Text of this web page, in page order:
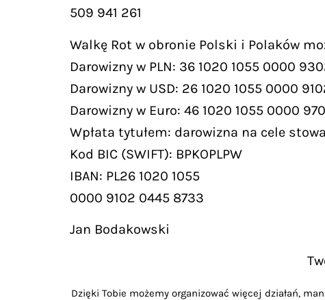
509 941 261
Walkę Rot w obronie Polski i Polaków
Darowizny w PLN: 36 1020 1055 0000
Darowizny w USD: 26 1020 1055 0000
Darowizny w Euro: 46 1020 1055 0000
Wpłata tytułem: darowizna na cele
Kod BIC (SWIFT): BPKOPLPW
IBAN: PL26 1020 1055
0000 9102 0445 8733
Jan Bodakowski
Dzięki Tobie możemy organizować więcej działań,